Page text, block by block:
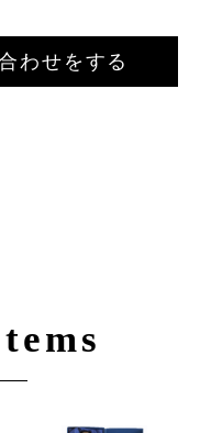
わせをする